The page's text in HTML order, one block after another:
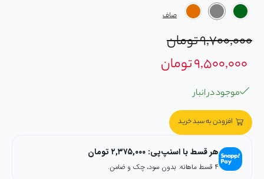
صاف
۹,۷۰۰,۰۰۰تومان
۹,۵۰۰,۰۰۰تومان
موجود در انبار
افزودن به سبد خرید
هر قسط با اسنپ‌پی: ۲,۳۷۵,۰۰۰ تومان
۴ قسط ماهانه. بدون سود، چک و ضامن.